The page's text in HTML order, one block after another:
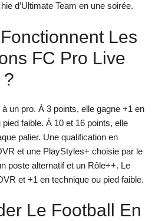
d’Ultimate Team en une soirée.
Les
FC Pro Live
?
un pro. À 3 points, elle gagne +1 en
faible. À 10 et 16 points, elle
palier. Une qualification en
et une PlayStyles+ choisie par le
poste alternatif et un Rôle++. Le
et +1 en technique ou pied faible.
Le Football En